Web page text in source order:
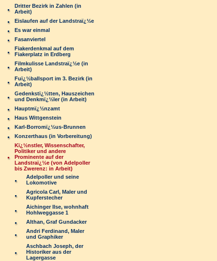
Dritter Bezirk in Zahlen (in
Arbeit)
Eislaufen auf der Landstraï¿½e
Es war einmal
Fasanviertel
Fiakerdenkmal auf dem
Fiakerplatz in Erdberg
Filmkulisse Landstraï¿½e (in
Arbeit)
Fuï¿½ballsport im 3. Bezirk (in
Arbeit)
Gedenkstï¿½tten, Hauszeichen
und Denkmï¿½ler (in Arbeit)
Hauptmï¿½nzamt
Haus Wittgenstein
Karl-Borromï¿½us-Brunnen
Konzerthaus (in Vorbereitung)
Kï¿½nstler, Wissenschafter,
Politiker und andere
Prominente auf der
Landstraï¿½e (von Adelpoller
bis Zwerenz: in Arbeit)
Adelpoller und seine
Lokomotive
Agricola Carl, Maler und
Kupferstecher
Aichinger Ilse, wohnhaft
Hohlweggasse 1
Althan, Graf Gundacker
Andri Ferdinand, Maler
und Graphiker
Aschbach Joseph, der
Historiker aus der
Lagergasse